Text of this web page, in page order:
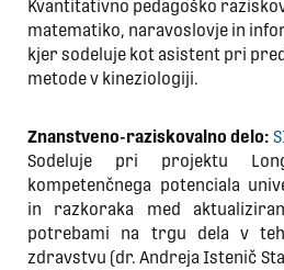
Kvantitativno pedagoško
matematiko, naravoslovje in
kjer sodeluje kot asistent pri
metode v kineziologiji.
Znanstveno-raziskovalno delo:
Sodeluje pri projektu
kompetenčnega potenciala
in razkoraka med
potrebami na trgu dela v
zdravstvu (dr. Andreja Istenič